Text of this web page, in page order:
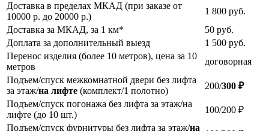
Доставка в пределах МКАД (при заказе от
10000 р. до 20000 р.)
1 800 руб.
Доставка за МКАД, за 1 км*
50 руб.
Доплата за дополнительный выезд
1 500 руб.
Перенос изделия (более 10 метров), цена за 10
метров
договорная
Подъем/спуск межкомнатной двери без лифта
за этаж/на лифте (комплект/1 полотно) 200/300 ₽
Подъем/спуск погонажа без лифта за этаж/на
лифте (до 10 шт.)
100/200 ₽
Подъем/спуск фурнитуры без лифта за этаж/на